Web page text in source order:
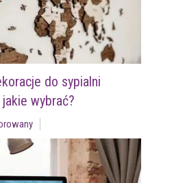
do sypialni
wybrać?